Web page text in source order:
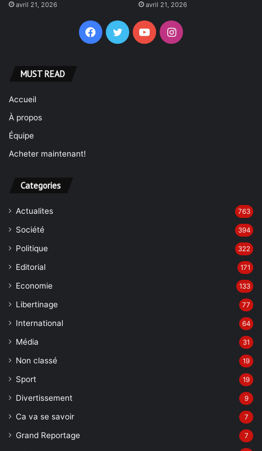
avril 21, 2026 avril 21, 2026
Facebook
TwitterYouTubeInstagram
MUST READ
Accueil
À propos
Équipe
Acheter maintenant!
Categories
Actualites 763
Société 394
Politique 322
Editorial 171
Economie 133
Libertinage 77
International 64
Média 31
Non classé 19
Sport 19
Divertissement 9
Ca va se savoir 7
Grand Reportage 7